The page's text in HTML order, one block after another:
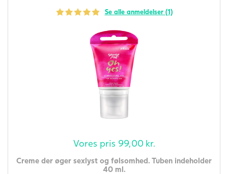
Se alle anmeldelser (1)
Vores pris 99,00 kr.
Creme der øger sexlyst og følsomhed. Tuben indeholder
40 ml.